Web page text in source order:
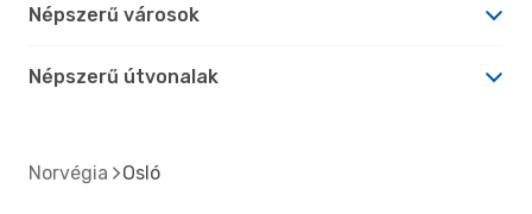
Népszerű városok
Népszerű útvonalak
Norvégia Osló